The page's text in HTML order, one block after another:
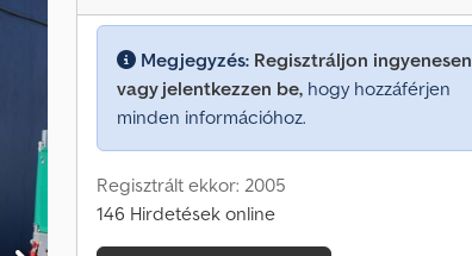
Megjegyzés: Regisztráljon ingyenesen
vagy jelentkezzen be, hogy hozzáférjen
minden információhoz.
Regisztrált ekkor: 2005
146 Hirdetések online